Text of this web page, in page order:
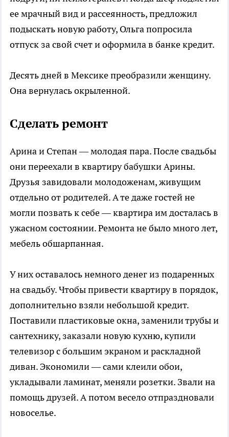
ее мрачный вид и рассеянность, предложил
подыскать новую работу, Ольга попросила
отпуск за свой счет и оформила в банке кредит.
Десять дней в Мексике преобразили женщину.
Она вернулась окрыленной.
Сделать ремонт
Арина и Степан — молодая пара. После свадьбы
они переехали в квартиру бабушки Арины.
Друзья завидовали молодоженам, живущим
отдельно от родителей. А те даже гостей не
могли позвать к себе — квартира им досталась в
ужасном состоянии. Ремонта не было много лет,
мебель обшарпанная.
У них оставалось немного денег из подаренных
на свадьбу. Чтобы привести квартиру в порядок,
дополнительно взяли небольшой кредит.
Поставили пластиковые окна, заменили трубы и
сантехнику, заказали новую кухню, купили
телевизор с большим экраном и раскладной
диван. Экономили — сами клеили обои,
укладывали ламинат, меняли розетки. Звали на
помощь друзей. А потом весело отпраздновали
новоселье.